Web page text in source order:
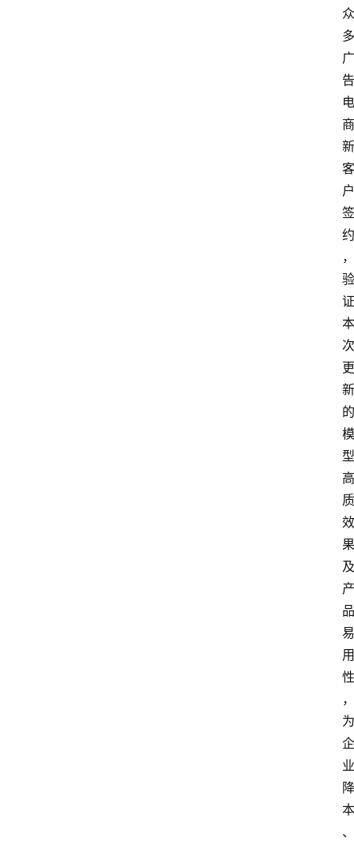
众
多
广
告
电
商
新
客
户
签
约
，
验
证
本
次
更
新
的
模
型
高
质
效
果
及
产
品
易
用
性
，
为
企
业
降
本
、